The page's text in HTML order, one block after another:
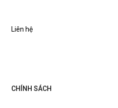
Liên hệ
CHÍNH SÁCH